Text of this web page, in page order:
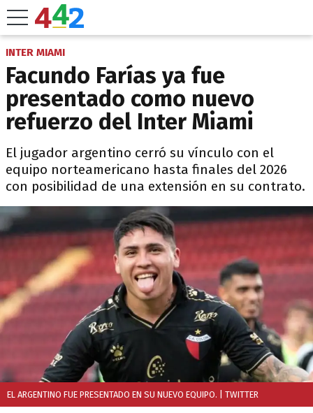
INTER MIAMI
Facundo Farías ya fue
presentado como nuevo
refuerzo del Inter Miami
El jugador argentino cerró su vínculo con el
equipo norteamericano hasta finales del 2026
con posibilidad de una extensión en su contrato.
EL ARGENTINO FUE PRESENTADO EN SU NUEVO EQUIPO. | TWITTER